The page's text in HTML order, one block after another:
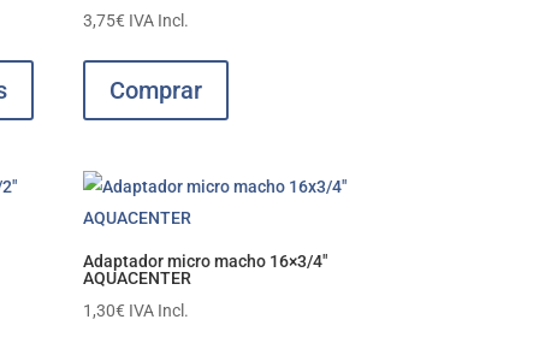
variantes.
pueden
3,75€ IVA Incl.
Comprar
Adaptador micro macho 16×3/4″
AQUACENTER
1,30€ IVA Incl.